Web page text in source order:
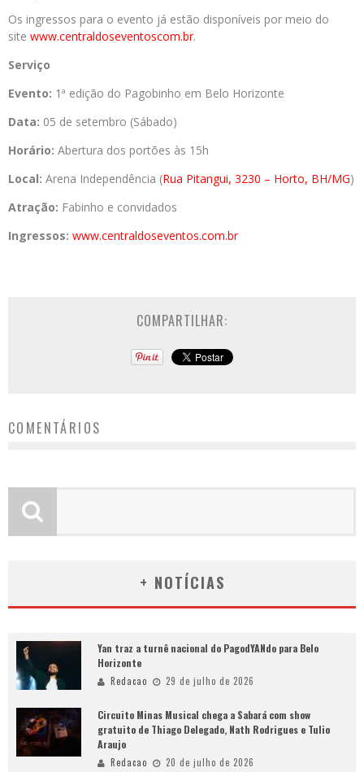
Os ingressos para o evento já estão disponíveis por meio do
site www.centraldoseventoscom.br.
Serviço
Evento: 1ª edição do Pagobinho em Belo Horizonte
Data: 05 de setembro (Sábado)
Horário: Abertura dos portões às 15h
Local: Arena Independência (Rua Pitangui, 3230 – Horto, BH/MG)
Atração: Fabinho e convidados
Ingressos: www.centraldoseventos.com.br
COMPARTILHAR:
COMENTÁRIOS
+ NOTÍCIAS
Yan traz a turnê nacional do PagodYANdo para Belo
Horizonte
Redacao 29 de julho de 2026
Circuito Minas Musical chega a Sabará com show
gratuito de Thiago Delegado, Nath Rodrigues e Tulio
Araujo
Redacao 20 de julho de 2026